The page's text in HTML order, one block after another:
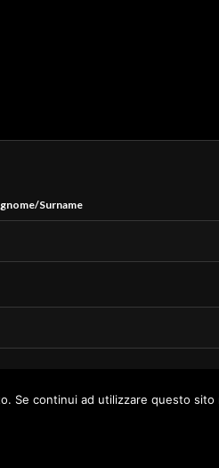
Surname
Se continui ad utilizzare questo